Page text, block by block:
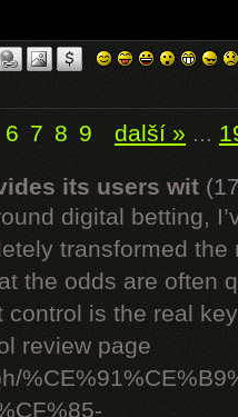
6 7 8 9 další » ...
its users wit
digital betting,
transformed
the odds are often
control is the real
review page